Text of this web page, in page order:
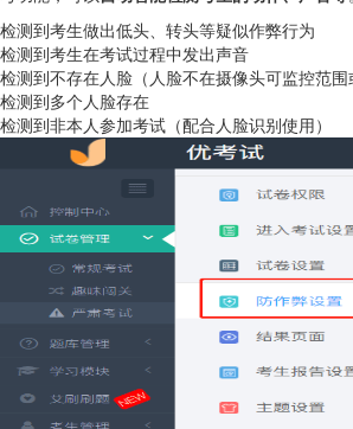
检测到考生做出低头、转头等疑似作弊行为
检测到考生在考试过程中发出声音
检测到不存在人脸（人脸不在摄像头可监控范围
检测到多个人脸存在
检测到非本人参加考试（配合人脸识别使用）